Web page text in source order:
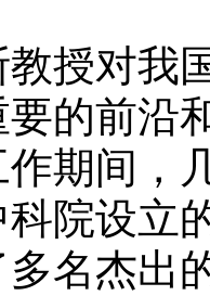
对我国
的前沿
期间，
院设立
名杰出